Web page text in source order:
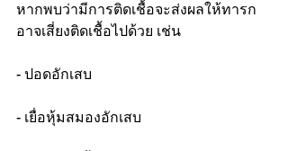
หากพบว่ามีการติดเชื้อจะส่งผลให้ทารก
อาจเสี่ยงติดเชื้อไปด้วย เช่น
- ปอดอักเสบ
- เยื่อหุ้มสมองอักเสบ